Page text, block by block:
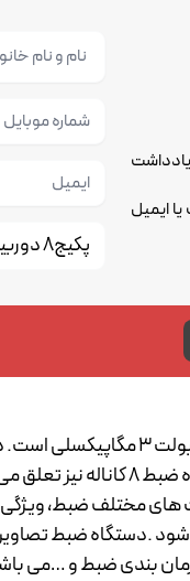
ایمیل
پکیج8 دوربین 3 مگاپیکسلی هایک ویژن
هستند. همچنین به
مختلف ضبط،
شود .دستگاه ضبط
بندی ضبط و …می